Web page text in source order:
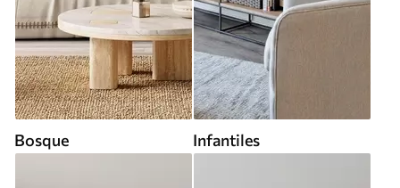
Bosque Infantiles